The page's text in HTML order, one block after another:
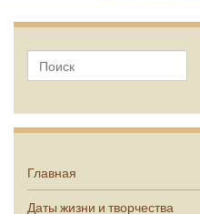
Главная
Даты жизни и творчества